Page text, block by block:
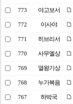
773 야고보서
772 이사야
771 히브리서
770 사무엘상
769 열왕기상
768 누가복음
767 하박국